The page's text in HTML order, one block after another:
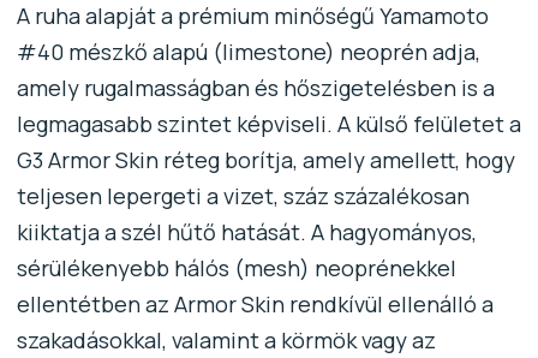
A ruha alapját a prémium minőségű Yamamoto
#40 mészkő alapú (limestone) neoprén adja,
amely rugalmasságban és hőszigetelésben is a
legmagasabb szintet képviseli. A külső felületet a
G3 Armor Skin réteg borítja, amely amellett, hogy
teljesen lepergeti a vizet, száz százalékosan
kiiktatja a szél hűtő hatását. A hagyományos,
sérülékenyebb hálós (mesh) neoprénekkel
ellentétben az Armor Skin rendkívül ellenálló a
szakadásokkal, valamint a körmök vagy az